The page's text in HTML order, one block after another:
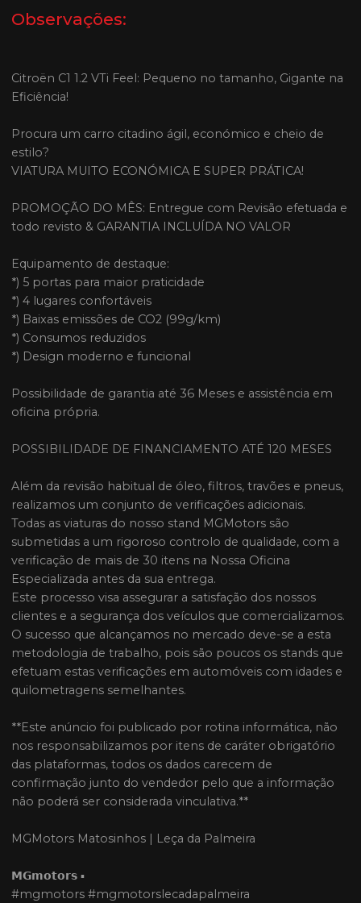
Observações:
Citroën C1 1.2 VTi Feel: Pequeno no tamanho, Gigante na
Eficiência!
Procura um carro citadino ágil, económico e cheio de
estilo?
VIATURA MUITO ECONÓMICA E SUPER PRÁTICA!
PROMOÇÃO DO MÊS: Entregue com Revisão efetuada e
todo revisto & GARANTIA INCLUÍDA NO VALOR
Equipamento de destaque:
*) 5 portas para maior praticidade
*) 4 lugares confortáveis
*) Baixas emissões de CO2 (99g/km)
*) Consumos reduzidos
*) Design moderno e funcional
Possibilidade de garantia até 36 Meses e assistência em
oficina própria.
POSSIBILIDADE DE FINANCIAMENTO ATÉ 120 MESES
Além da revisão habitual de óleo, filtros, travões e pneus,
realizamos um conjunto de verificações adicionais.
Todas as viaturas do nosso stand MGMotors são
submetidas a um rigoroso controlo de qualidade, com a
verificação de mais de 30 itens na Nossa Oficina
Especializada antes da sua entrega.
Este processo visa assegurar a satisfação dos nossos
clientes e a segurança dos veículos que comercializamos.
O sucesso que alcançamos no mercado deve-se a esta
metodologia de trabalho, pois são poucos os stands que
efetuam estas verificações em automóveis com idades e
quilometragens semelhantes.
**Este anúncio foi publicado por rotina informática, não
nos responsabilizamos por itens de caráter obrigatório
das plataformas, todos os dados carecem de
confirmação junto do vendedor pelo que a informação
não poderá ser considerada vinculativa.**
MGMotors Matosinhos | Leça da Palmeira
𝗠𝗚𝗺𝗼𝘁𝗼𝗿𝘀 ▪
#mgmotors #mgmotorslecadapalmeira